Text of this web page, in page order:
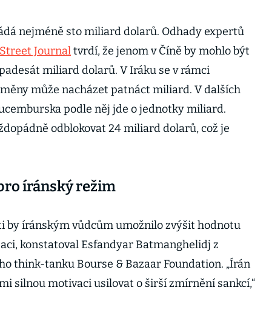
nejméně sto miliard dolarů. Odhady expertů
Journaltvrdí, že jenom v Číně by mohlo být
miliard dolarů. V Iráku se v rámci
může nacházet patnáct miliard. V dalších
podle něj jde o jednotky miliard.
odblokovat 24 miliard dolarů, což je
íránský režim
by íránským vůdcům umožnilo zvýšit hodnotu
konstatoval Esfandyar Batmanghelidj z
think-tanku Bourse & Bazaar Foundation. „Írán
silnou motivaci usilovat o širší zmírnění sankcí,“